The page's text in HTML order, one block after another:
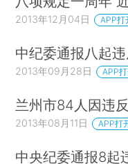
2013年12月04日 APP打
中纪委通报八起
2013年09月28日 APP
兰州市84人因违
2013年08月11日 APP打
中央纪委通报8起